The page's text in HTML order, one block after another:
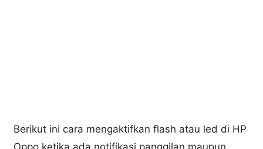
Berikut ini cara mengaktifkan flash atau led di HP